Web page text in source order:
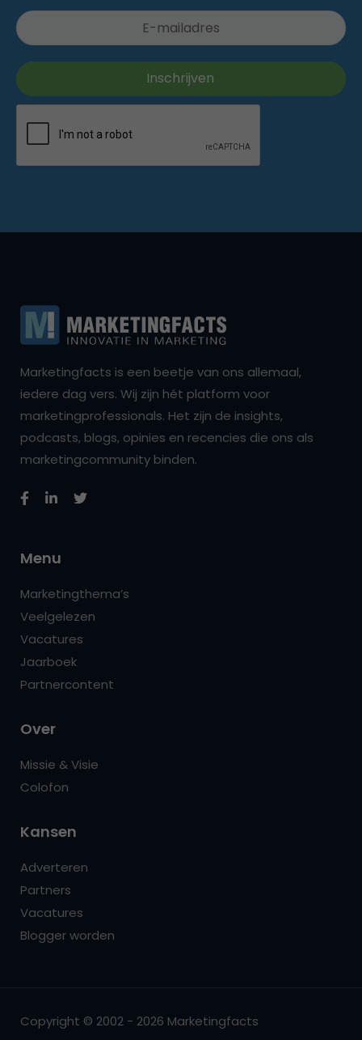
Marketingfacts is een beetje van ons allemaal,
iedere dag vers. Wij zijn hét platform voor
marketingprofessionals. Het zijn de insights,
podcasts, blogs, opinies en recencies die ons als
marketingcommunity binden.
Menu
Marketingthema’s
Veelgelezen
Vacatures
Jaarboek
Partnercontent
Over
Missie & Visie
Colofon
Kansen
Adverteren
Partners
Vacatures
Blogger worden
Copyright © 2002 - 2026 Marketingfacts